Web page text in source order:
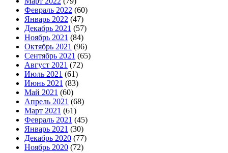
Февраль 2022 (60)
Январь 2022 (47)
Декабрь 2021 (57)
Ноябрь 2021 (84)
Октябрь 2021 (96)
Сентябрь 2021 (65)
Август 2021 (72)
Июль 2021 (61)
Июнь 2021 (83)
Май 2021 (60)
Апрель 2021 (68)
Март 2021 (61)
Февраль 2021 (45)
Январь 2021 (30)
Декабрь 2020 (77)
Ноябрь 2020 (72)